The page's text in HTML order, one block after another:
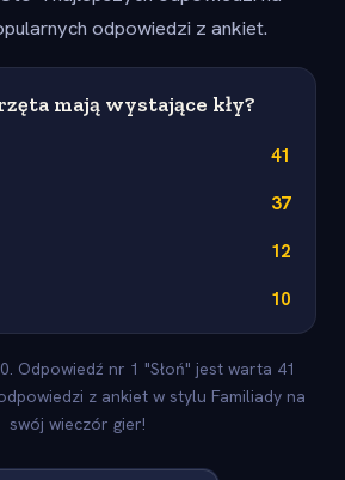
odpowiedzi z ankiet.
mają wystające kły?
41
37
12
10
Odpowiedź nr 1 "Słoń" jest warta 41
z ankiet w stylu Familiady na
swój wieczór gier!